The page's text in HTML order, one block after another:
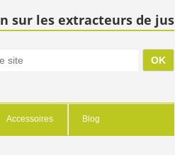
sur les extracteurs de jus
Accessoires Blog